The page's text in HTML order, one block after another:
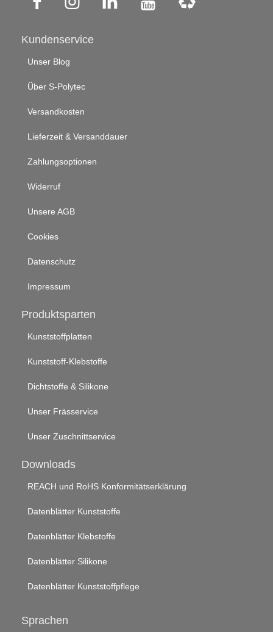
Kundenservice
Unser Blog
Über S-Polytec
Versandkosten
Lieferzeit & Versanddauer
Zahlungsoptionen
Widerruf
Unsere AGB
Cookies
Datenschutz
Impressum
Produktsparten
Kunststoffplatten
Kunststoff-Klebstoffe
Dichtstoffe & Silikone
Unser Frässervice
Unser Zuschnittservice
Downloads
REACH und RoHS Konformitätserklärung
Datenblätter Kunststoffe
Datenblätter Klebstoffe
Datenblätter Silikone
Datenblätter Kunststoffpflege
Sprachen